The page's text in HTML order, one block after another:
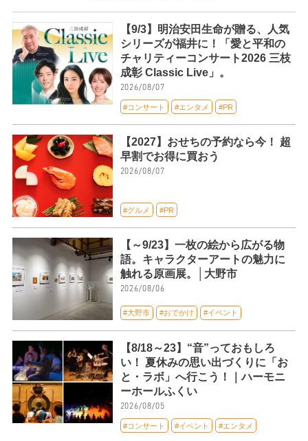
【9/3】明治安田生命が贈る、人気
シリーズが福井に！「愛と平和の
チャリティーコンサート2026 三枝
成彰 Classic Live」。
2026/08/07
#コンサート #エンタメ #PR
【2027】おせちの予約なら今！ 超
早割でお得に買おう
2026/08/07
#グルメ #PR
【～9/23】一枚の絵から広がる物
語。キャラクターアートの魅力に
触れる原画展。│大野市
2026/08/06
#大野市 #おでかけ #イベント
【8/18～23】“音”っておもしろ
い！ 夏休みの思い出づくりに「お
と・ラボ」へ行こう！｜ハーモニ
ーホールふくい
2026/08/05
#コンサート #イベント #エンタメ